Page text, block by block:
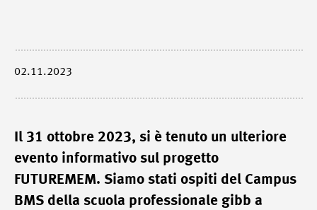
02.11.2023
Il 31 ottobre 2023, si è tenuto un ulteriore
evento informativo sul progetto
FUTUREMEM. Siamo stati ospiti del Campus
BMS della scuola professionale gibb a